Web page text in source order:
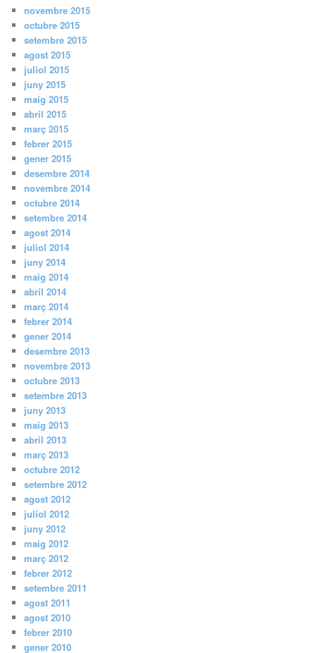
novembre 2015
octubre 2015
setembre 2015
agost 2015
juliol 2015
juny 2015
maig 2015
abril 2015
març 2015
febrer 2015
gener 2015
desembre 2014
novembre 2014
octubre 2014
setembre 2014
agost 2014
juliol 2014
juny 2014
maig 2014
abril 2014
març 2014
febrer 2014
gener 2014
desembre 2013
novembre 2013
octubre 2013
setembre 2013
juny 2013
maig 2013
abril 2013
març 2013
octubre 2012
setembre 2012
agost 2012
juliol 2012
juny 2012
maig 2012
març 2012
febrer 2012
setembre 2011
agost 2011
agost 2010
febrer 2010
gener 2010